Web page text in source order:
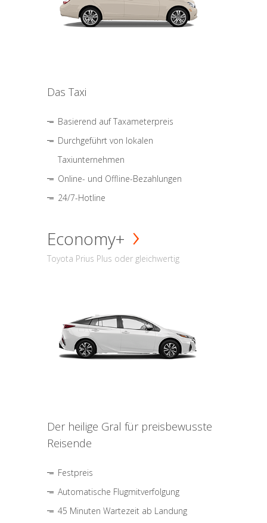
Das Taxi
Basierend auf Taxameterpreis
Durchgeführt von lokalen
Taxiunternehmen
Online- und Offline-Bezahlungen
24/7-Hotline
Economy+
Toyota Prius Plus oder gleichwertig
Der heilige Gral für preisbewusste
Reisende
Festpreis
Automatische Flugmitverfolgung
45 Minuten Wartezeit ab Landung